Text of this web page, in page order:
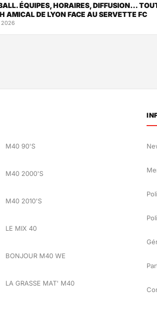
ÉQUIPES, HORAIRES, DIFFUSION…
AMICAL DE LYON FACE AU SERVETTE FC
2026
M40 90'S
M40 2000'S
M40 2010'S
LE MIX 40
BONJOUR M40 WE
LA GRASSE MAT' M40